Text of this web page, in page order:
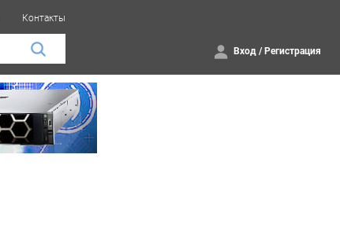
Контакты
Вход / Регистрация